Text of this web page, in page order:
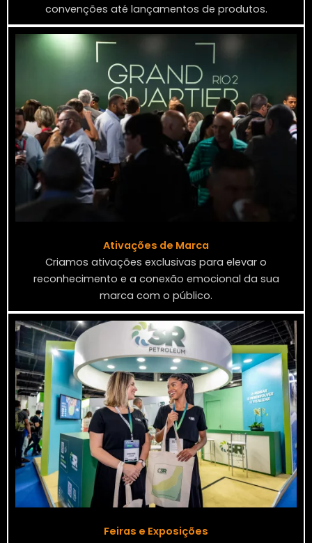
convenções até lançamentos de produtos.
Ativações de Marca
Criamos ativações exclusivas para elevar o
reconhecimento e a conexão emocional da sua
marca com o público.
Feiras e Exposições